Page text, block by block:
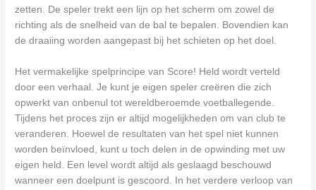
zetten. De speler trekt een lijn op het scherm om zowel de
richting als de snelheid van de bal te bepalen. Bovendien kan
de draaiing worden aangepast bij het schieten op het doel.
Het vermakelijke spelprincipe van Score! Held wordt verteld
door een verhaal. Je kunt je eigen speler creëren die zich
opwerkt van onbenul tot wereldberoemde voetballegende.
Tijdens het proces zijn er altijd mogelijkheden om van club te
veranderen. Hoewel de resultaten van het spel niet kunnen
worden beïnvloed, kunt u toch delen in de opwinding met uw
eigen held. Een level wordt altijd als geslaagd beschouwd
wanneer een doelpunt is gescoord. In het verdere verloop van